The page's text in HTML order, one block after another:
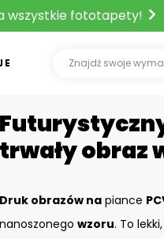
wszystkie fototapety!
trwały obraz
Druk obrazów na piance
nanoszonego wzoru. To